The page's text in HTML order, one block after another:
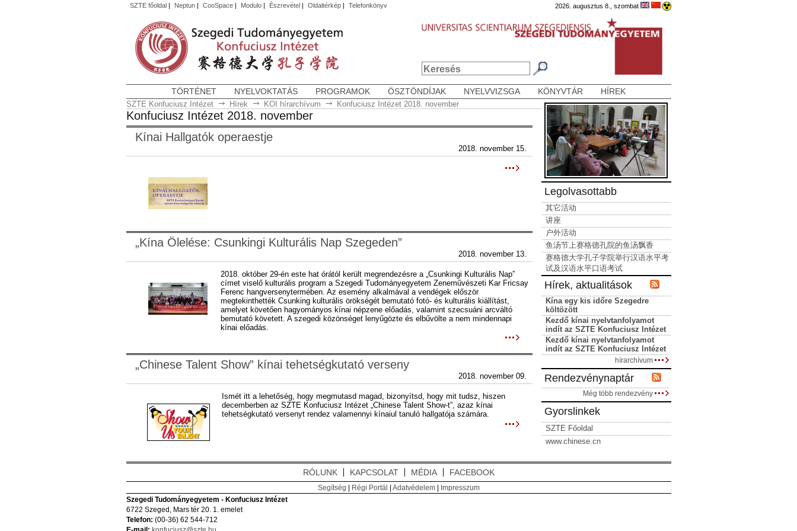
SZTE főoldal| Neptun| CooSpace| Modulo| Észrevétel| Oldaltérkép| Telefonkönyv 2026. augusztus 8., szombat
TÖRTÉNET NYELVOKTATÁS PROGRAMOK ÖSZTÖNDÍJAK NYELVVIZSGA KÖNYVTÁR HÍREK
SZTE Konfuciusz Intézet Hírek KOI hírarchívum Konfuciusz Intézet 2018. november
Konfuciusz Intézet 2018. november
Kínai Hallgatók operaestje
2018. november 15.
„Kína Ölelése: Csunkingi Kulturális Nap Szegeden”
2018. november 13.
2018. október 29-én este hat órától került megrendezésre a „Csunkingi Kulturális Nap”
címet viselő kulturális program a Szegedi Tudományegyetem Zeneművészeti Kar Fricsay
Ferenc hangversenytermében. Az esemény alkalmával a vendégek először
megtekinthették Csunking kulturális örökségét bemutató fotó- és kulturális kiállítást,
amelyet követően hagyományos kínai népzene előadás, valamint szecsuáni arcváltó
bemutató követett. A szegedi közönséget lenyűgözte és elbűvölte a nem mindennapi
kínai előadás.
„Chinese Talent Show” kínai tehetségkutató verseny
2018. november 09.
Ismét itt a lehetőség, hogy megmutasd magad, bizonyítsd, hogy mit tudsz, hiszen
decemberben az SZTE Konfuciusz Intézet „Chinese Talent Show-t”, azaz kínai
tehetségkutató versenyt rendez valamennyi kínaiul tanuló hallgatója számára.
Legolvasottabb
其它活动
讲座
户外活动
鱼汤节上赛格德孔院的鱼汤飘香
赛格德大学孔子学院举行汉语水平考
试及汉语水平口语考试
Hírek, aktualitások
Kína egy kis időre Szegedre
költözött
Kezdő kínai nyelvtanfolyamot
indít az SZTE Konfuciusz Intézet
Kezdő kínai nyelvtanfolyamot
indít az SZTE Konfuciusz Intézet
hírarchívum
Rendezvénynaptár
Még több rendezvény
Gyorslinkek
SZTE Főoldal
www.chinese.cn
RÓLUNK KAPCSOLAT MÉDIA FACEBOOK
Segítség | Régi Portál | Adatvédelem| Impresszum
Szegedi Tudományegyetem - Konfuciusz Intézet
6722 Szeged, Mars tér 20. 1. emelet
Telefon: (00-36) 62 544-712